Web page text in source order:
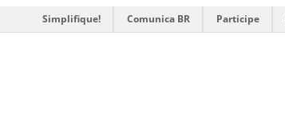
Simplifique! Comunica BR Participe